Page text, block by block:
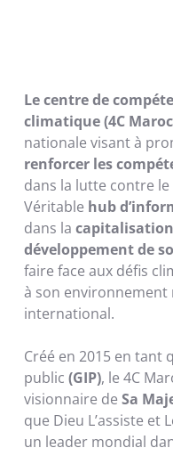
Le centre de
climatique (4C
nationale visant à
renforcer les
dans la lutte contre
Véritable hub
dans la
développement de
faire face aux défis
à son environnement
international.
Créé en 2015 en tant
public (GIP), le 4C
visionnaire de Sa
que Dieu L’assiste et
un leader mondial